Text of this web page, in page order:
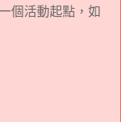
個活動起點，如